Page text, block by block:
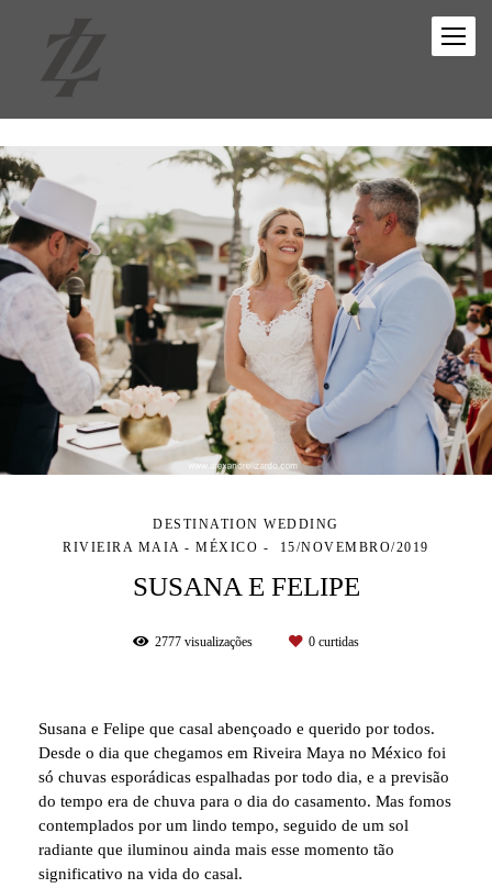
DESTINATION WEDDING
RIVIEIRA MAIA - MÉXICO
15/NOVEMBRO/2019
SUSANA E FELIPE
2777 visualizações 0 curtidas
Susana e Felipe que casal abençoado e querido por todos.
Desde o dia que chegamos em Riveira Maya no México foi
só chuvas esporádicas espalhadas por todo dia, e a previsão
do tempo era de chuva para o dia do casamento. Mas fomos
contemplados por um lindo tempo, seguido de um sol
radiante que iluminou ainda mais esse momento tão
significativo na vida do casal.